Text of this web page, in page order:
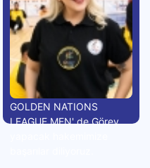
GOLDEN NATIONS
LEAGUE MEN' de Görev